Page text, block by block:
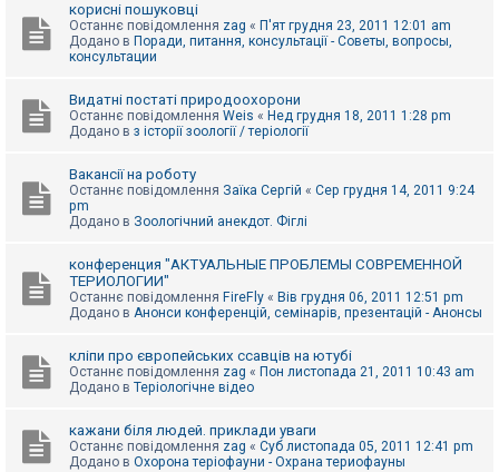
корисні пошуковці
Останнє повідомлення zag « П'ят грудня 23, 2011 12:01 am
Додано в Поради, питання, консультації - Советы, вопросы,
консультации
Видатні постаті природоохорони
Останнє повідомлення Weis « Нед грудня 18, 2011 1:28 pm
Додано в з історії зоології / теріології
Вакансії на роботу
Останнє повідомлення Заїка Сергій « Сер грудня 14, 2011 9:24
pm
Додано в Зоологічний анекдот. Фіглі
конференция "АКТУАЛЬНЫЕ ПРОБЛЕМЫ СОВРЕМЕННОЙ
ТЕРИОЛОГИИ"
Останнє повідомлення FireFly « Вів грудня 06, 2011 12:51 pm
Додано в Анонси конференцій, семінарів, презентацій - Анонсы
кліпи про європейських ссавців на ютубі
Останнє повідомлення zag « Пон листопада 21, 2011 10:43 am
Додано в Теріологічне відео
кажани біля людей. приклади уваги
Останнє повідомлення zag « Суб листопада 05, 2011 12:41 pm
Додано в Охорона теріофауни - Охрана териофауны